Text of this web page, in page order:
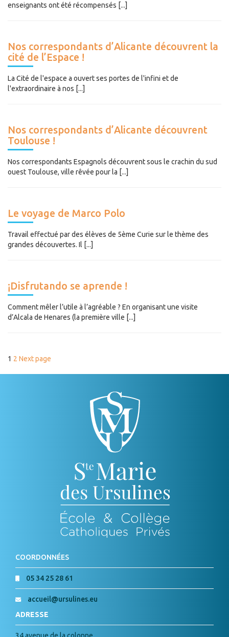
enseignants ont été récompensés [...]
Nos correspondants d’Alicante découvrent la
cité de l’Espace !
La Cité de l'espace a ouvert ses portes de l'infini et de
l'extraordinaire à nos [...]
Nos correspondants d’Alicante découvrent
Toulouse !
Nos correspondants Espagnols découvrent sous le crachin du sud
ouest Toulouse, ville rêvée pour la [...]
Le voyage de Marco Polo
Travail effectué par des élèves de 5ème Curie sur le thème des
grandes découvertes. Il [...]
¡Disfrutando se aprende !
Comment mêler l’utile à l’agréable ? En organisant une visite
d’Alcala de Henares (la première ville [...]
PAGINATION
DES
Page
1 Page
2 Next page
COORDONNÉES
05 34 25 28 61
accueil@ursulines.eu
ADRESSE
34 avenue de la colonne